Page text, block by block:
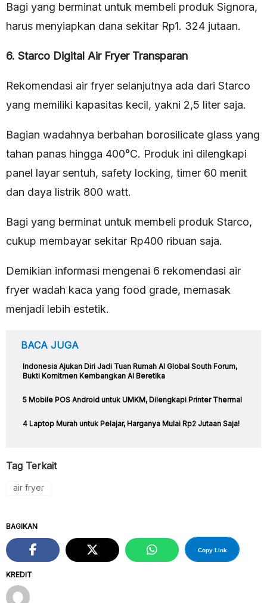
Bagi yang berminat untuk membeli produk Signora,
harus menyiapkan dana sekitar Rp1. 324 jutaan.
6. Starco Digital Air Fryer Transparan
Rekomendasi air fryer selanjutnya ada dari Starco
yang memiliki kapasitas kecil, yakni 2,5 liter saja.
Bagian wadahnya berbahan borosilicate glass yang
tahan panas hingga 400°C. Produk ini dilengkapi
panel layar sentuh, safety locking, timer 60 menit
dan daya listrik 800 watt.
Bagi yang berminat untuk membeli produk Starco,
cukup membayar sekitar Rp400 ribuan saja.
Demikian informasi mengenai 6 rekomendasi air
fryer wadah kaca yang food grade, memasak
menjadi lebih estetik.
BACA JUGA
Indonesia Ajukan Diri Jadi Tuan Rumah AI Global South Forum,
Bukti Komitmen Kembangkan AI Beretika
5 Mobile POS Android untuk UMKM, Dilengkapi Printer Thermal
4 Laptop Murah untuk Pelajar, Harganya Mulai Rp2 Jutaan Saja!
Tag Terkait
air fryer
KREDIT
BAGIKAN
Copy Link